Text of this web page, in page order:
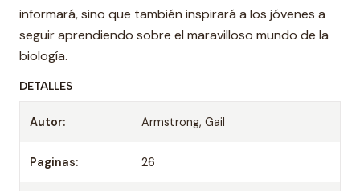
informará, sino que también inspirará a los jóvenes a
seguir aprendiendo sobre el maravilloso mundo de la
biología.
DETALLES
Autor: Armstrong, Gail
Paginas: 26